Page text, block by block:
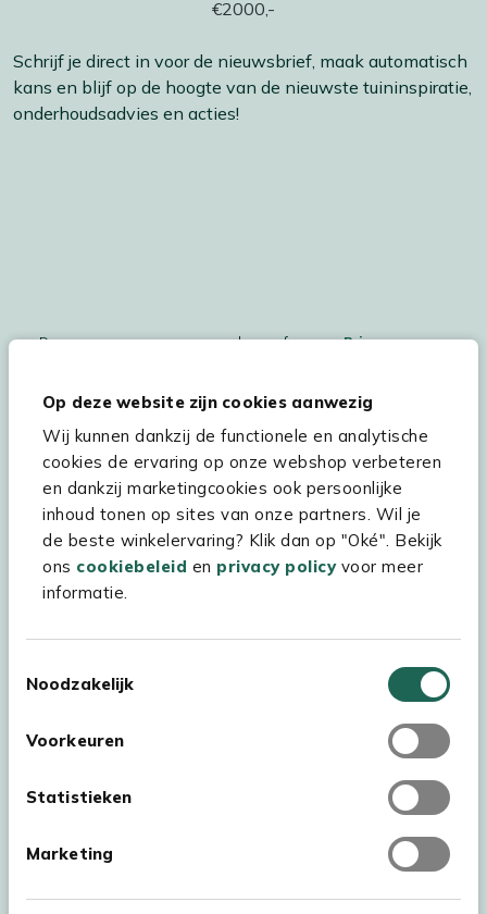
Op deze website zijn cookies aanwezig
Wij kunnen dankzij de functionele en analytische
cookies de ervaring op onze webshop verbeteren
en dankzij marketingcookies ook persoonlijke
inhoud tonen op sites van onze partners. Wil je
de beste winkelervaring? Klik dan op "Oké". Bekijk
ons cookiebeleid en privacy policyvoor meer
informatie.
Noodzakelijk
Voorkeuren
Statistieken
Marketing
Schrijf je direct in voor de nieuwsbrief, maak automatisch
kans en blijf op de hoogte van de nieuwste tuininspiratie,
onderhoudsadvies en acties!
De persoonsgegegevens worden conform onsPrivacy
Hulp & service
Assortiment
Kees Smit Tuinmeubelen
Experience Stores XXL